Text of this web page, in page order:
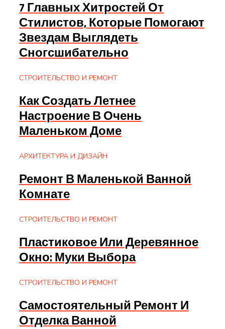
7 Главных Хитростей От
Стилистов, Которые Помогают
Звездам Выглядеть
Сногсшибательно
СТРОИТЕЛЬСТВО И РЕМОНТ
Как Создать Летнее
Настроение В Очень
Маленьком Доме
АРХИТЕКТУРА И ДИЗАЙН
Ремонт В Маленькой Ванной
Комнате
СТРОИТЕЛЬСТВО И РЕМОНТ
Пластиковое Или Деревянное
Окно: Муки Выбора
СТРОИТЕЛЬСТВО И РЕМОНТ
Самостоятельный Ремонт И
Отделка Ванной